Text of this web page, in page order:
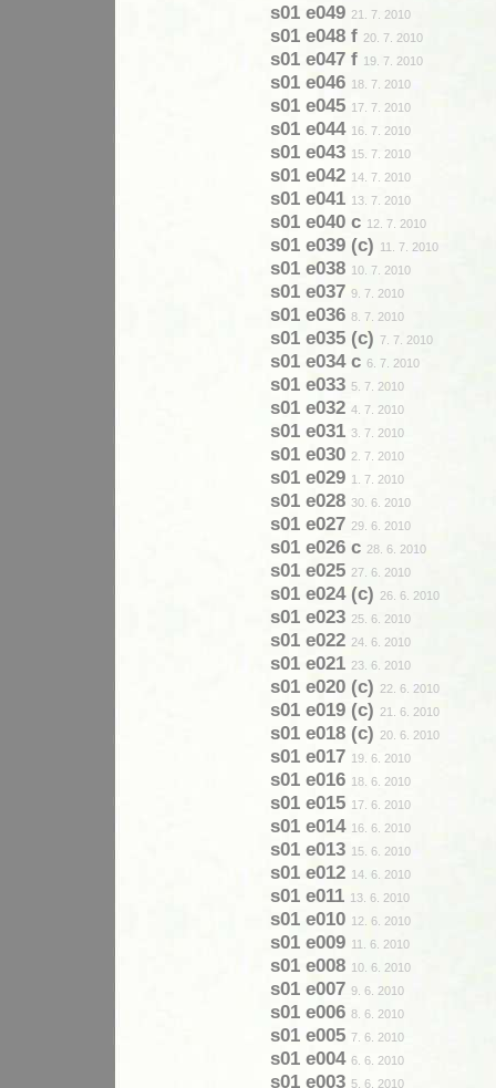
s01 e049 21. 7. 2010
s01 e048 f 20. 7. 2010
s01 e047 f 19. 7. 2010
s01 e046 18. 7. 2010
s01 e045 17. 7. 2010
s01 e044 16. 7. 2010
s01 e043 15. 7. 2010
s01 e042 14. 7. 2010
s01 e041 13. 7. 2010
s01 e040 c 12. 7. 2010
s01 e039 (c) 11. 7. 2010
s01 e038 10. 7. 2010
s01 e037 9. 7. 2010
s01 e036 8. 7. 2010
s01 e035 (c) 7. 7. 2010
s01 e034 c 6. 7. 2010
s01 e033 5. 7. 2010
s01 e032 4. 7. 2010
s01 e031 3. 7. 2010
s01 e030 2. 7. 2010
s01 e029 1. 7. 2010
s01 e028 30. 6. 2010
s01 e027 29. 6. 2010
s01 e026 c 28. 6. 2010
s01 e025 27. 6. 2010
s01 e024 (c) 26. 6. 2010
s01 e023 25. 6. 2010
s01 e022 24. 6. 2010
s01 e021 23. 6. 2010
s01 e020 (c) 22. 6. 2010
s01 e019 (c) 21. 6. 2010
s01 e018 (c) 20. 6. 2010
s01 e017 19. 6. 2010
s01 e016 18. 6. 2010
s01 e015 17. 6. 2010
s01 e014 16. 6. 2010
s01 e013 15. 6. 2010
s01 e012 14. 6. 2010
s01 e011 13. 6. 2010
s01 e010 12. 6. 2010
s01 e009 11. 6. 2010
s01 e008 10. 6. 2010
s01 e007 9. 6. 2010
s01 e006 8. 6. 2010
s01 e005 7. 6. 2010
s01 e004 6. 6. 2010
s01 e003 5. 6. 2010